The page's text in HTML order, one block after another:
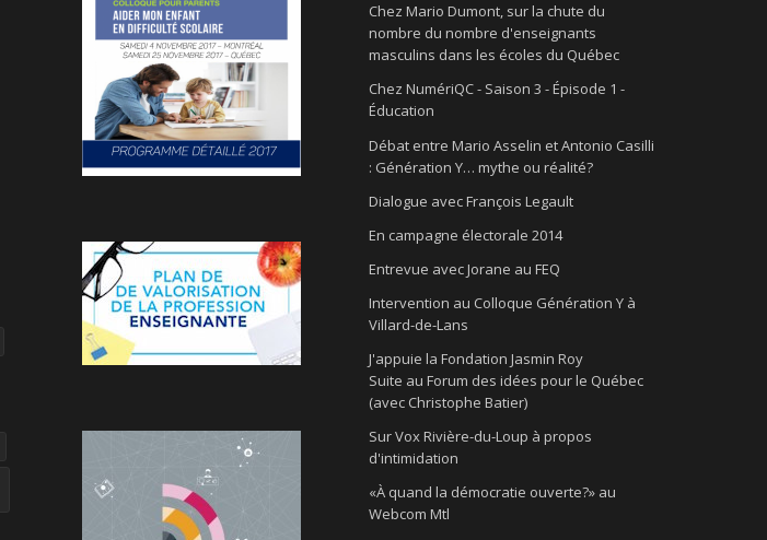
Chez Mario Dumont, sur la chute du
nombre du nombre d'enseignants
masculins dans les écoles du Québec
Chez NumériQC - Saison 3 - Épisode 1 -
Éducation
Débat entre Mario Asselin et Antonio Casilli
: Génération Y… mythe ou réalité?
Dialogue avec François Legault
En campagne électorale 2014
Entrevue avec Jorane au FEQ
Intervention au Colloque Génération Y à
Villard-de-Lans
J'appuie la Fondation Jasmin Roy
Suite au Forum des idées pour le Québec
(avec Christophe Batier)
Sur Vox Rivière-du-Loup à propos
d'intimidation
«À quand la démocratie ouverte?» au
Webcom Mtl